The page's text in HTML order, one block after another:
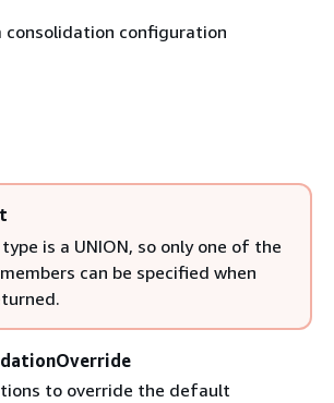
consolidation configuration
is a UNION, so only one of the
can be specified when
to override the default